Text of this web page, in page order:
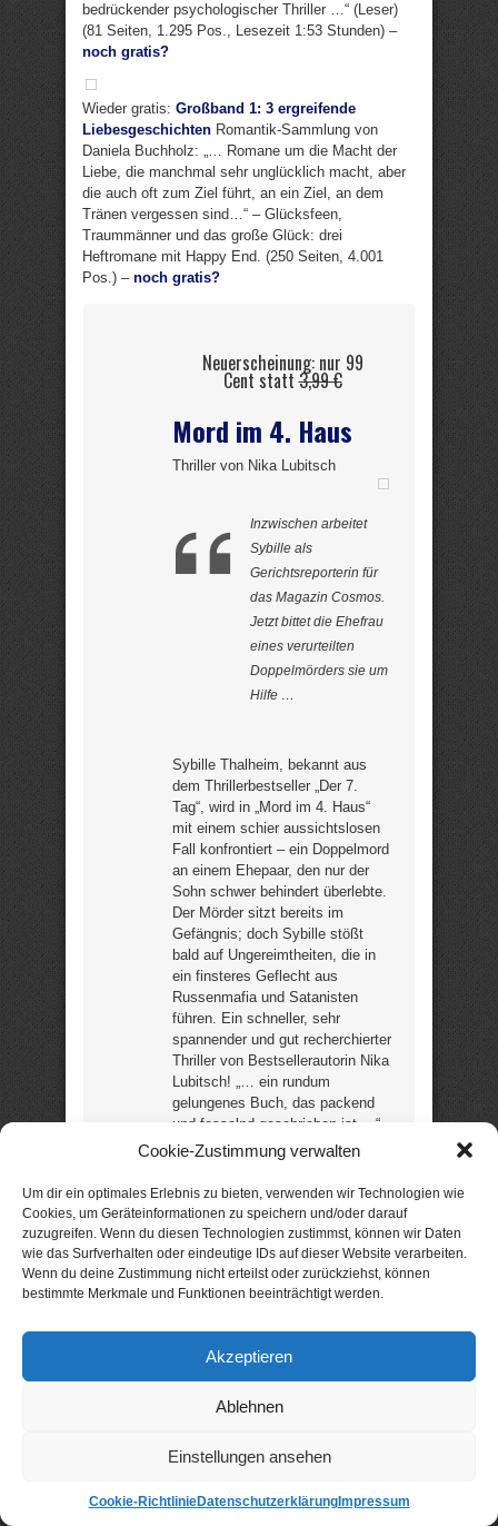
Cookie-Zustimmung verwalten
Um dir ein optimales Erlebnis zu bieten, verwenden wir Technologien wie
Cookies, um Geräteinformationen zu speichern und/oder darauf
zuzugreifen. Wenn du diesen Technologien zustimmst, können wir Daten
wie das Surfverhalten oder eindeutige IDs auf dieser Website verarbeiten.
Wenn du deine Zustimmung nicht erteilst oder zurückziehst, können
bestimmte Merkmale und Funktionen beeinträchtigt werden.
Akzeptieren
Ablehnen
Einstellungen ansehen
Cookie-RichtlinieDatenschutzerklärungImpressum
bedrückender psychologischer Thriller …“ (Leser)
(81 Seiten, 1.295 Pos., Lesezeit 1:53 Stunden) –
noch gratis?
Wieder gratis: Großband 1: 3 ergreifende
Liebesgeschichten Romantik-Sammlung von
Daniela Buchholz: „… Romane um die Macht der
Liebe, die manchmal sehr unglücklich macht, aber
die auch oft zum Ziel führt, an ein Ziel, an dem
Tränen vergessen sind…“ – Glücksfeen,
Traummänner und das große Glück: drei
Heftromane mit Happy End. (250 Seiten, 4.001
Pos.) – noch gratis?
Neuerscheinung: nur 99
Cent statt3,99 €
Mord im 4. Haus
Thriller von Nika Lubitsch
Inzwischen arbeitet
Sybille als
Gerichtsreporterin für
das Magazin Cosmos.
Jetzt bittet die Ehefrau
eines verurteilten
Doppelmörders sie um
Hilfe …
Sybille Thalheim, bekannt aus
dem Thrillerbestseller „Der 7.
Tag“, wird in „Mord im 4. Haus“
mit einem schier aussichtslosen
Fall konfrontiert – ein Doppelmord
an einem Ehepaar, den nur der
Sohn schwer behindert überlebte.
Der Mörder sitzt bereits im
Gefängnis; doch Sybille stößt
bald auf Ungereimtheiten, die in
ein finsteres Geflecht aus
Russenmafia und Satanisten
führen. Ein schneller, sehr
spannender und gut recherchierter
Thriller von Bestsellerautorin Nika
Lubitsch! „… ein rundum
gelungenes Buch, das packend
und fesselnd geschrieben ist …“
(Leser) (11 Rezensionen / 4,9
günstig?
Neuerscheinung: nur 99 Cent
3,99 €
und Jesse
Romantic Thriller von Lita Harris
gehen, um für deine